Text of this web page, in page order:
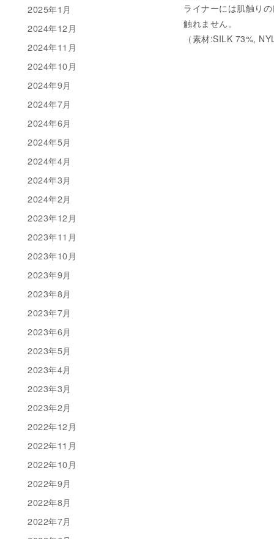
ライナーには肌触り
触れません。
（素材:SILK 73%,
2025年1月
2024年12月
2024年11月
2024年10月
2024年9月
2024年7月
2024年6月
2024年5月
2024年4月
2024年3月
2024年2月
2023年12月
2023年11月
2023年10月
2023年9月
2023年8月
2023年7月
2023年6月
2023年5月
2023年4月
2023年3月
2023年2月
2022年12月
2022年11月
2022年10月
2022年9月
2022年8月
2022年7月